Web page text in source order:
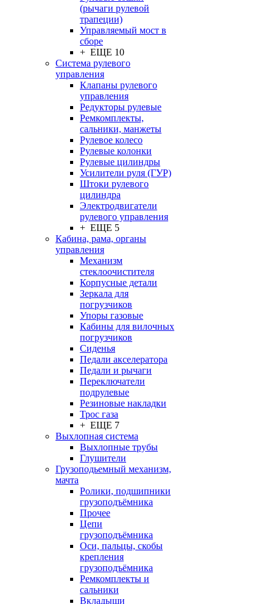
(рычаги рулевой
трапеции)
Управляемый мост в
сборе
+ ЕЩЕ 10
Система рулевого
управления
Клапаны рулевого
управления
Редукторы рулевые
Ремкомплекты,
сальники, манжеты
Рулевое колесо
Рулевые колонки
Рулевые цилиндры
Усилители руля (ГУР)
Штоки рулевого
цилиндра
Электродвигатели
рулевого управления
+ ЕЩЕ 5
Кабина, рама, органы
управления
Механизм
стеклоочистителя
Корпусные детали
Зеркала для
погрузчиков
Упоры газовые
Кабины для вилочных
погрузчиков
Сиденья
Педали акселератора
Педали и рычаги
Переключатели
подрулевые
Резиновые накладки
Трос газа
+ ЕЩЕ 7
Выхлопная система
Выхлопные трубы
Глушители
Грузоподьемный механизм,
мачта
Ролики, подшипники
грузоподъёмника
Прочее
Цепи
грузоподъёмника
Оси, пальцы, скобы
крепления
грузоподъёмника
Ремкомплекты и
сальники
Вкладыши